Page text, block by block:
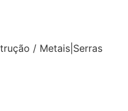
/ Metais|Serras